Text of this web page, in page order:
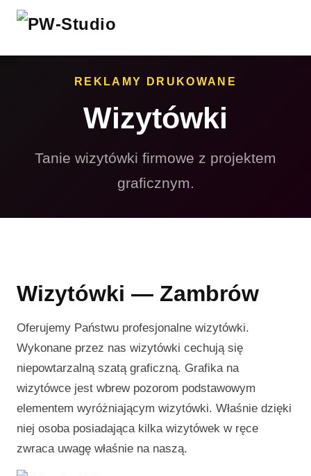
REKLAMY DRUKOWANE
Wizytówki
Tanie wizytówki firmowe z projektem
graficznym.
Wizytówki — Zambrów
Oferujemy Państwu profesjonalne wizytówki.
Wykonane przez nas wizytówki cechują się
niepowtarzalną szatą graficzną. Grafika na
wizytówce jest wbrew pozorom podstawowym
elementem wyróżniającym wizytówki. Właśnie dzięki
niej osoba posiadająca kilka wizytówek w ręce
zwraca uwagę właśnie na naszą.